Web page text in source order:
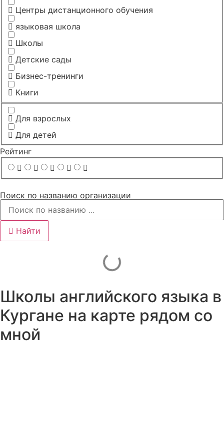
Центры дистанционного обучения
языковая школа
Школы
Детские сады
Бизнес-тренинги
Книги
Для взрослых
Для детей
Рейтинг
Поиск по названию организации
Найти
Школы английского языка в
Кургане на карте рядом со
мной